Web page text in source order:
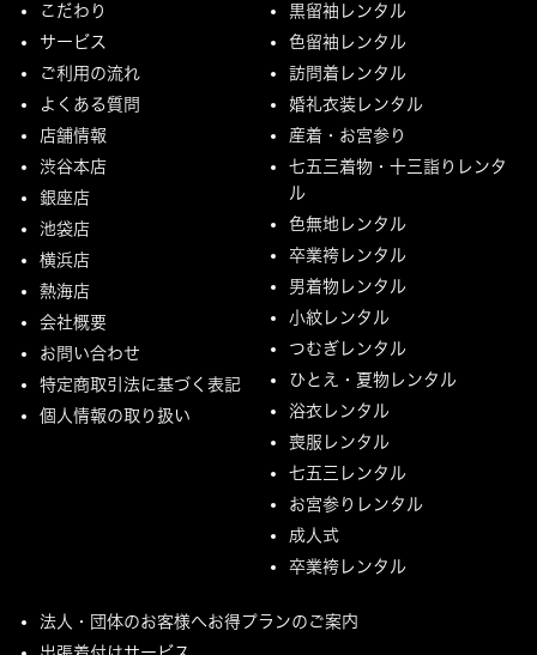
こだわり
サービス
ご利用の流れ
よくある質問
店舗情報
渋谷本店
銀座店
池袋店
横浜店
熱海店
会社概要
お問い合わせ
特定商取引法に基づく表記
個人情報の取り扱い
黒留袖レンタル
色留袖レンタル
訪問着レンタル
婚礼衣装レンタル
産着・お宮参り
七五三着物・十三詣りレンタ
ル
色無地レンタル
卒業袴レンタル
男着物レンタル
小紋レンタル
つむぎレンタル
ひとえ・夏物レンタル
浴衣レンタル
喪服レンタル
七五三レンタル
お宮参りレンタル
成人式
卒業袴レンタル
法人・団体のお客様へお得プランのご案内